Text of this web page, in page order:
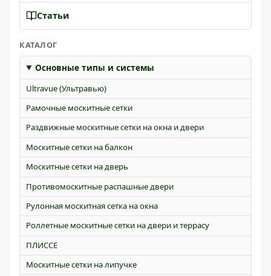
Статьи
КАТАЛОГ
Основные типы и системы
Ultravue (Ультравью)
Рамочные москитные сетки
Раздвижные москитные сетки на окна и двери
Москитные сетки на балкон
Москитные сетки на дверь
Противомоскитные распашные двери
Рулонная москитная сетка на окна
Роллетные москитные сетки на двери и террасу
ПЛИССЕ
Москитные сетки на липучке